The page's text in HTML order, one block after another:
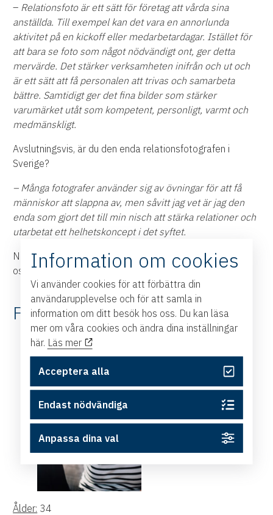
– Relationsfoto är ett sätt för företag att vårda sina
anställda. Till exempel kan det vara en annorlunda
aktivitet på en kickoff eller medarbetardagar. Istället för
att bara se foto som något nödvändigt ont, ger detta
mervärde. Det stärker verksamheten inifrån och ut och
är ett sätt att få personalen att trivas och samarbeta
bättre. Samtidigt ger det fina bilder som stärker
varumärket utåt som kompetent, personligt, varmt och
medmänskligt.
Avslutningsvis, är du den enda relationsfotografen i
Sverige?
– Många fotografer använder sig av övningar för att få
människor att slappna av, men såvitt jag vet är jag den
enda som gjort det till min nisch att stärka relationer och
utarbetat ett helhetskoncept i det syftet.
Några av de alla fantastiska bilder Zandra fångade på
oss på Handelskammaren kan ni se här nedan.
Fakta Zandra Erikshed
Ålder: 34
Information om cookies
Vi använder cookies för att förbättra din
användarupplevelse och för att samla in
information om ditt besök hos oss. Du kan läsa
mer om våra cookies och ändra dina inställningar
här. Läs mer
Acceptera alla
Endast nödvändiga
Anpassa dina val